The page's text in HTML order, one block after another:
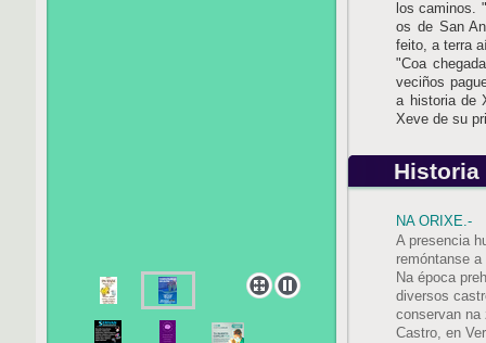
los caminos.
os de San
feito, a terra
"Coa
veciños
a historia de
Xeve de su
Historia
NA ORIXE.-
A presencia
remóntanse
Na época
diversos
conservan na
Castro, en